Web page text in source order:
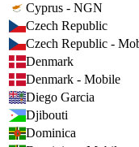
Cyprus - NGN
Czech Republic
Czech Republic -
Denmark
Denmark - Mobile
Diego Garcia
Djibouti
Dominica